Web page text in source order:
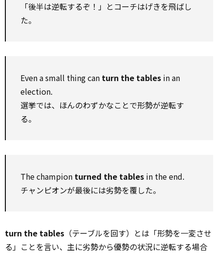
「後半は逆転するぞ！」とコーチはげきを飛ばし
た。
Even a small thing can turn the tables in an
election.
選挙では、ほんのわずかなことで形勢が逆転す
る。
The champion turned the tables in the end.
チャンピオンが最後には劣勢を覆した。
turn the tables （テーブルを回す）とは「形勢を一変させ
る」ことを言い、主に劣勢から優勢の状況に逆転する場合